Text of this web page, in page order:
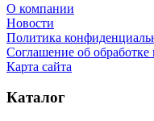
О компании
Новости
Политика
Соглашение об
Карта сайта
Каталог